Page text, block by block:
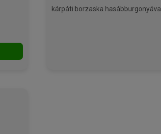
kárpáti borzaska hasábburgonyával